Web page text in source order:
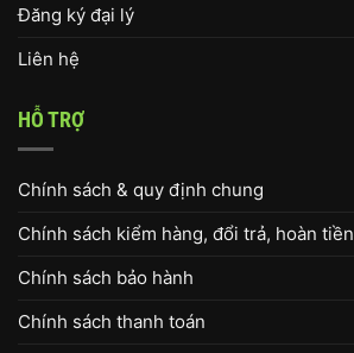
Đăng ký đại lý
Liên hệ
HỖ TRỢ
Chính sách & quy định chung
Chính sách kiểm hàng, đổi trả, hoàn tiền
Chính sách bảo hành
Chính sách thanh toán